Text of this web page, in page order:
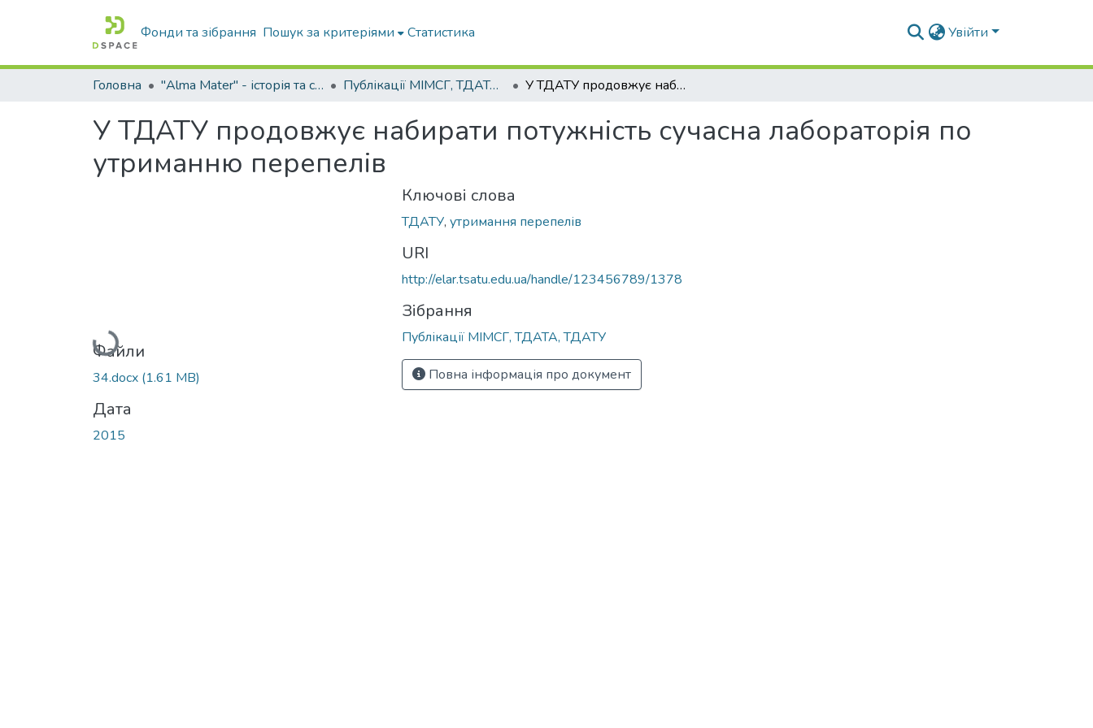
Фонди та зібрання Пошук за критеріями Статистика Увійти
Головна "Alma Mater" - історія та сьогодення Університету Публікації МІМСГ, ТДАТА, ТДАТУ У ТДАТУ продовжує набирати потужність сучасна лабораторія по утриманню перепелів
У ТДАТУ продовжує набирати потужність сучасна лабораторія по
утриманню перепелів
Вантажиться...
Файли
34.docx (1.61 MB)
Дата
2015
Ключові слова
ТДАТУ, утримання перепелів
URI
http://elar.tsatu.edu.ua/handle/123456789/1378
Зібрання
Публікації МІМСГ, ТДАТА, ТДАТУ
Повна інформація про документ